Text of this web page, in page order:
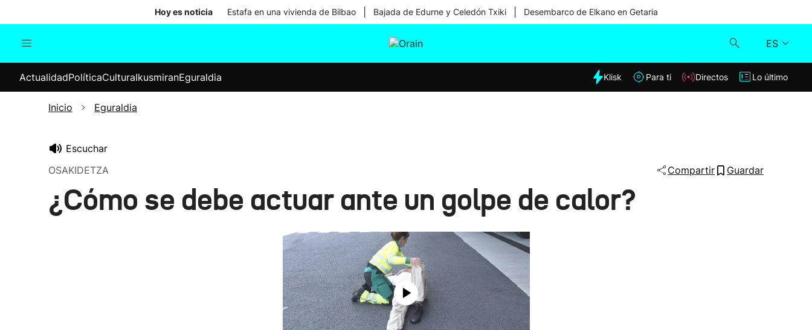
Hoy es noticia Estafa en una vivienda de Bilbao Bajada de Edurne y Celedón Txiki Desembarco de Elkano en Getaria
ES
Internacional
Elecciones
Klisk
ActualidadPolíticaCulturaIkusmiranEguraldia Klisk Para ti Directos Lo último
Inicio Eguraldia
Escuchar
OSAKIDETZA
Compartir Guardar
¿Cómo se debe actuar ante un golpe de calor?